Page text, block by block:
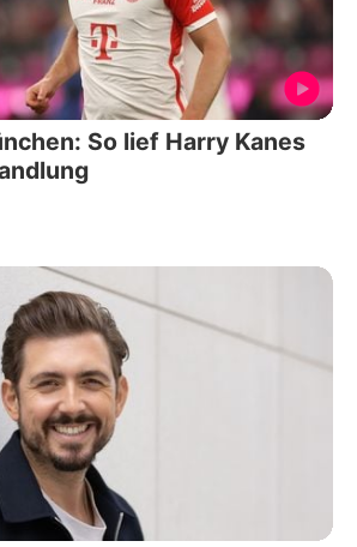
So lief Harry Kanes